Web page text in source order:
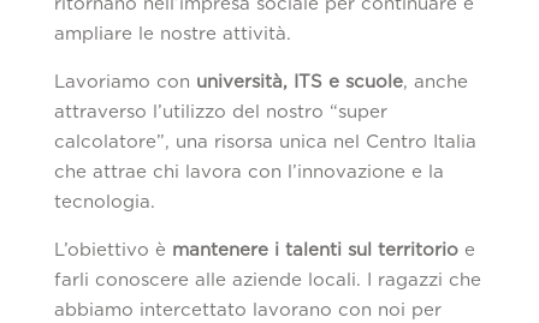
ampliare le nostre attività.
Lavoriamo con università, ITS e scuole, anche
attraverso l’utilizzo del nostro “super
calcolatore”, una risorsa unica nel Centro Italia
che attrae chi lavora con l’innovazione e la
tecnologia.
L’obiettivo è mantenere i talenti sul territorioe
farli conoscere alle aziende locali. I ragazzi che
abbiamo intercettato lavorano con noi per